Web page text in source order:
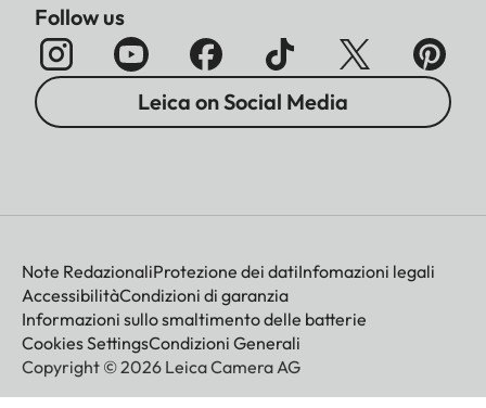
Follow us
Leica on Social Media
Note RedazionaliProtezione dei datiInfomazioni legali
AccessibilitàCondizioni di garanzia
Informazioni sullo smaltimento delle batterie
Cookies SettingsCondizioni Generali
Copyright © 2026 Leica Camera AG